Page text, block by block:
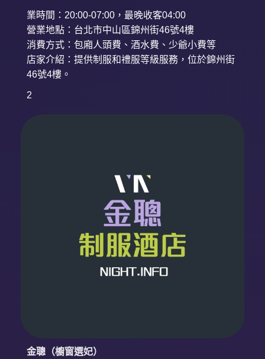
業時間：20:00-07:00，最晚收客04:00
營業地點：台北市中山區錦州街46號4樓
消費方式：包廂人頭費、酒水費、少爺小費等
店家介紹：提供制服和禮服等級服務，位於錦州街
46號4樓。
2
金聰（櫥窗選妃）